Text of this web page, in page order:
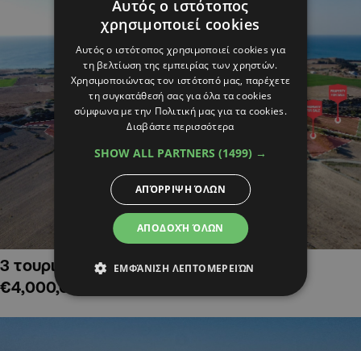
3 τουριστικά χωράφια στην Αλαμινό,
€4,000,000
Αυτός ο ιστότοπος
χρησιμοποιεί cookies
Αυτός ο ιστότοπος χρησιμοποιεί cookies για
τη βελτίωση της εμπειρίας των χρηστών.
Χρησιμοποιώντας τον ιστότοπό μας, παρέχετε
τη συγκατάθεσή σας για όλα τα cookies
σύμφωνα με την Πολιτική μας για τα cookies.
Διαβάστε περισσότερα
SHOW ALL PARTNERS (1499) →
ΑΠΟΔΟΧΉ ΌΛΩΝ
ΑΠΌΡΡΙΨΗ ΌΛΩΝ
ΕΜΦΆΝΙΣΗ ΛΕΠΤΟΜΕΡΕΙΏΝ